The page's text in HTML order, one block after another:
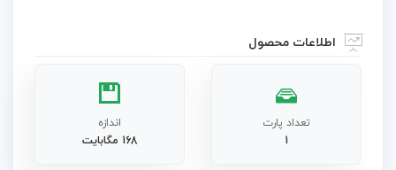
اطلاعات محصول
تعداد پارت
1
اندازه
168 مگابایت